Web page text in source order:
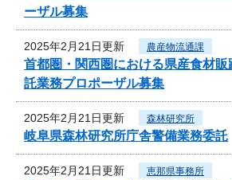
ーザル募集
2025年2月21日更新 農産物流通課
首都圏・関西圏における県産食材
託業務プロポーザル募集
2025年2月21日更新 森林研究所
岐阜県森林研究所庁舎警備業務委託
2025年2月21日更新 恵那県事務所